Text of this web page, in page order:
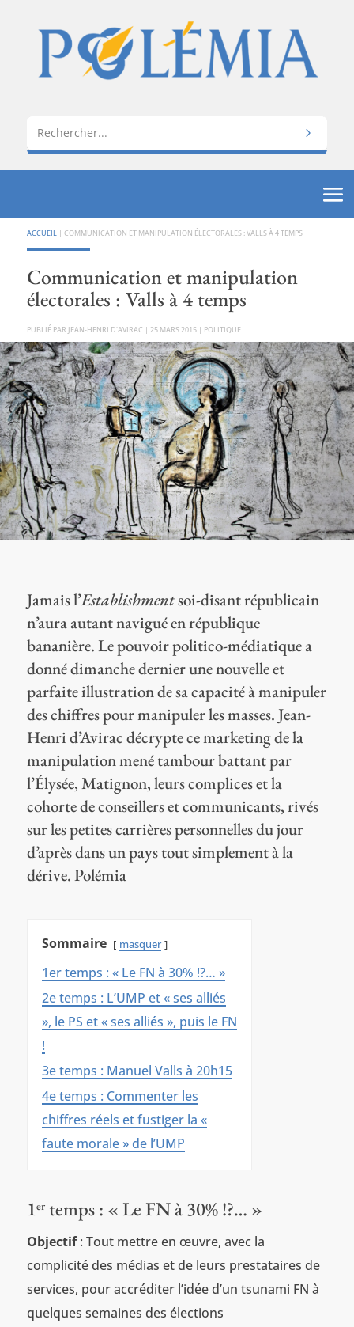
ACCUEIL | COMMUNICATION ET MANIPULATION ÉLECTORALES : VALLS À 4 TEMPS
Communication et manipulation
électorales : Valls à 4 temps
PAR JEAN-HENRI D'AVIRAC | 25 MARS 2015| POLITIQUE
Jamais l’Establishmentsoi-disant républicain
n’aura autant navigué en république
bananière. Le pouvoir politico-médiatique a
donné dimanche dernier une nouvelle et
parfaite illustration de sa capacité à manipuler
des chiffres pour manipuler les masses. Jean-
Henri d’Avirac décrypte ce marketing de la
manipulation mené tambour battant par
l’Élysée, Matignon, leurs complices et la
cohorte de conseillers et communicants, rivés
sur les petites carrières personnelles du jour
d’après dans un pays tout simplement à la
dérive. Polémia
Sommaire masquer
1er temps : « Le FN à 30% !?… »
2e temps : L’UMP et « ses alliés
», le PS et « ses alliés », puis le FN
!
3e temps : Manuel Valls à 20h15
4e temps : Commenter les
chiffres réels et fustiger la «
faute morale » de l’UMP
1ertemps : « Le FN à 30% !?… »
Objectif: Tout mettre en œuvre, avec la
complicité des médias et de leurs prestataires de
services, pour accréditer l’idée d’un tsunami FN à
quelques semaines des élections